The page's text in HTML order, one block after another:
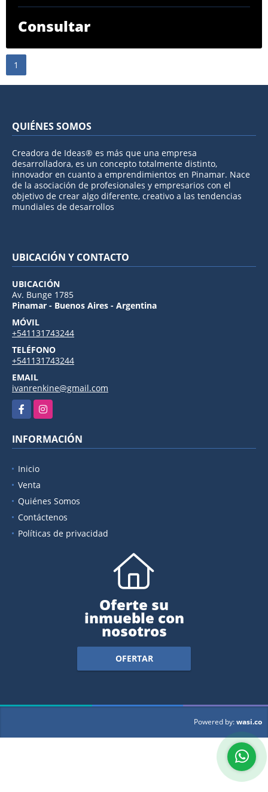
Consultar
1
QUIÉNES SOMOS
Creadora de Ideas® es más que una empresa
desarrolladora, es un concepto totalmente distinto,
innovador en cuanto a emprendimientos en Pinamar. Nace
de la asociación de profesionales y empresarios con el
objetivo de crear algo diferente, creativo a las tendencias
mundiales de desarrollos
UBICACIÓN Y CONTACTO
UBICACIÓN
Av. Bunge 1785
Pinamar - Buenos Aires - Argentina
MÓVIL
+541131743244
TELÉFONO
+541131743244
EMAIL
ivanrenkine@gmail.com
FacebookInstagram
INFORMACIÓN
Inicio
Venta
Quiénes Somos
Contáctenos
Políticas de privacidad
Oferte su
inmueble con
nosotros
OFERTAR
Powered by:wasi.co